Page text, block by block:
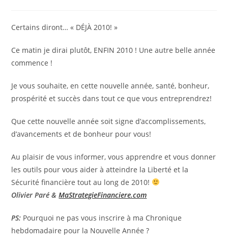
Certains diront… « DÉJÀ 2010! »
Ce matin je dirai plutôt, ENFIN 2010 ! Une autre belle année
commence !
Je vous souhaite, en cette nouvelle année, santé, bonheur,
prospérité et succès dans tout ce que vous entreprendrez!
Que cette nouvelle année soit signe d’accomplissements,
d’avancements et de bonheur pour vous!
Au plaisir de vous informer, vous apprendre et vous donner
les outils pour vous aider à atteindre la Liberté et la
Sécurité financière tout au long de 2010!
Olivier Paré &MaStrategieFinanciere.com
PS: Pourquoi ne pas vous inscrire à ma Chronique
hebdomadaire pour la Nouvelle Année ?